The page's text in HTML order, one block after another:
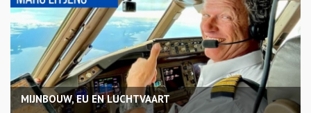
MIJNBOUW, EU EN LUCHTVAART